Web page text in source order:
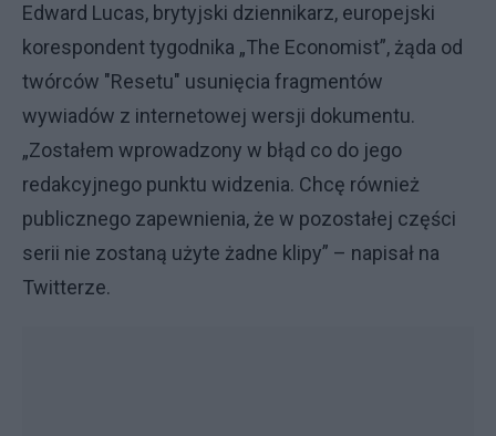
Edward Lucas, brytyjski dziennikarz, europejski
korespondent tygodnika „The Economist”, żąda od
twórców "Resetu" usunięcia fragmentów
wywiadów z internetowej wersji dokumentu.
„Zostałem wprowadzony w błąd co do jego
redakcyjnego punktu widzenia. Chcę również
publicznego zapewnienia, że w pozostałej części
serii nie zostaną użyte żadne klipy” – napisał na
Twitterze.